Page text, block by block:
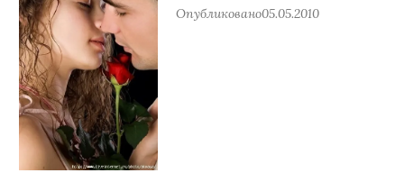
Опубликовано05.05.2010